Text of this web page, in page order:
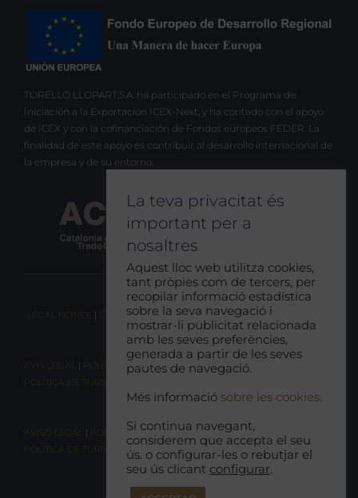
TORELLO LLOPART,S.A. ha participado en el Programa de
Iniciación a la Exportación ICEX-Next, y ha contado con el apoyo
de ICEX y con la cofinanciación de Fondos europeos FEDER. La
finalidad de este apoyo es contribuir al desarrollo internacional de
la empresa y de su entorno.
LEGAL NOTICE | COOKIE CONSENT|RESPONSIBLE TOURISM POLICY
AVIS LEGAL | POLÍTICA DE COOKIES| POLÍTICA DE PRIVACITAT
POLÍTICA DE TURISME RESPONSABLE
AVISO LEGAL | POLÍTICA DE COOKIES | POLÍTICA DE PRIVACIDAD
POLÍTICA DE TURISMO RESPONSABLE
La teva privacitat és
important per a
nosaltres
Aquest lloc web utilitza cookies,
tant pròpies com de tercers, per
recopilar informació estadística
sobre la seva navegació i
mostrar-li publicitat relacionada
amb les seves preferències,
generada a partir de les seves
pautes de navegació.
Més informació sobre les cookies.
Si continua navegant,
considerem que accepta el seu
ús. o configurar-les o rebutjar el
seu ús clicant configurar.